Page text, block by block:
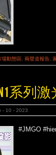
場動態區, 兩聲道報告,
N1系列
- 10 - 2023
#JMGO